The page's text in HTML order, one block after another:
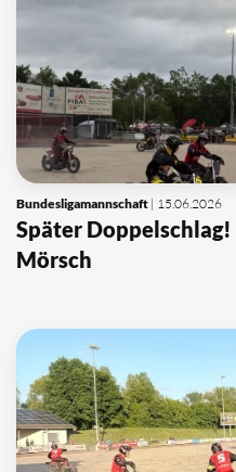
Bundesligamannschaft | 15.06.2026
Später
Mörsch